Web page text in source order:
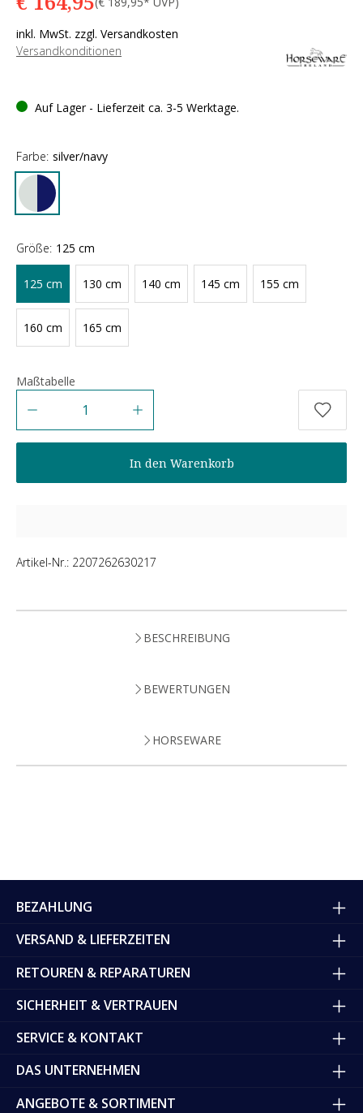
inkl. MwSt. zzgl. Versandkosten
Versandkonditionen
Auf Lager - Lieferzeit ca. 3-5 Werktage.
Farbe: silver/navy
Größe: 125 cm
125 cm 130 cm 140 cm 145 cm 155 cm
160 cm 165 cm
Maßtabelle
In den Warenkorb
Artikel-Nr.: 2207262630217
BESCHREIBUNG
BEWERTUNGEN
HORSEWARE
BEZAHLUNG
VERSAND & LIEFERZEITEN
RETOUREN & REPARATUREN
SICHERHEIT & VERTRAUEN
SERVICE & KONTAKT
DAS UNTERNEHMEN
ANGEBOTE & SORTIMENT